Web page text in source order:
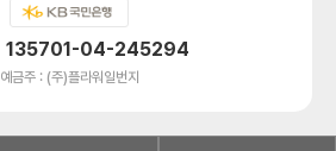
135701-04-245294
예금주 : (주)플라워일번지